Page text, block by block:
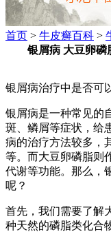
首页 > 牛皮癣百科 >
银屑病 大豆卵磷
银屑病治疗中是否可
银屑病是一种常见的
斑、鳞屑等症状，给
病的治疗方法较多，
等。而大豆卵磷脂则
代谢等功能。那么，
呢？
首先，我们需要了解
种天然的磷脂类化合